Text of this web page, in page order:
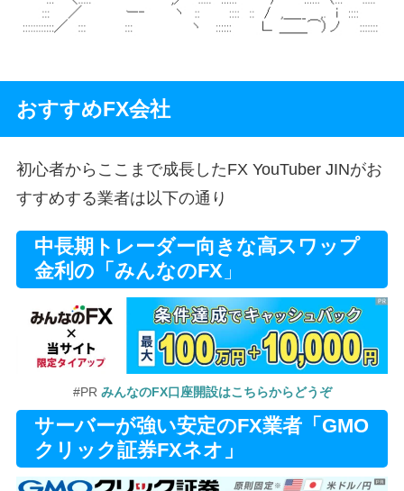
おすすめFX会社
初心者からここまで成長したFX YouTuber JINがお
すすめする業者は以下の通り
中長期トレーダー向きな高スワップ
金利の「みんなのFX」
#PR みんなのFX口座開設はこちらからどうぞ
サーバーが強い安定のFX業者「GMO
クリック証券FXネオ」